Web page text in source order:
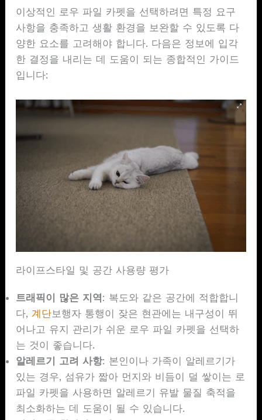
이상적인 로우 파일 카펫을 선택하려면 특정 요구
사항을 충족하고 생활 환경을 보완할 수 있도록 다
양한 요소를 고려해야 합니다. 다음은 정보에 입각
한 결정을 내리는 데 도움이 되는 종합적인 가이드
입니다:
라이프스타일 및 공간 사용량 평가
트래픽이 많은 지역 : 복도와 같은 공간에 적합합니
다, 계단보행자 통행이 잦은 현관에는 내구성이 뛰
어나고 유지 관리가 쉬운 로우 파일 카펫을 선택하
는 것이 좋습니다.
알레르기 고려 사항: 본인이나 가족이 알레르기가
있는 경우, 섬유가 짧아 먼지와 비듬이 덜 쌓이는 로
파일 카펫을 사용하면 알레르기 유발 물질 축적을
최소화하는 데 도움이 될 수 있습니다.